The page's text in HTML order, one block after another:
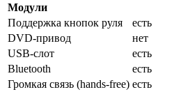
Модули
Поддержка кнопок руля
есть
DVD-привод
нет
USB-слот
есть
Bluetooth
есть
Громкая связь (hands-free) есть